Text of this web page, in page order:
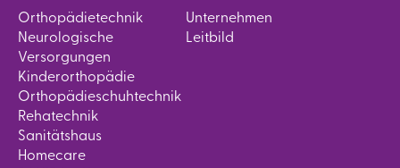
Orthopädietechnik
Neurologische
Versorgungen
Kinderorthopädie
Orthopädieschuhtechnik
Rehatechnik
Sanitätshaus
Homecare
Unternehmen
Leitbild